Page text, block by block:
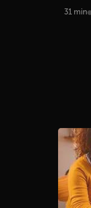
31 min